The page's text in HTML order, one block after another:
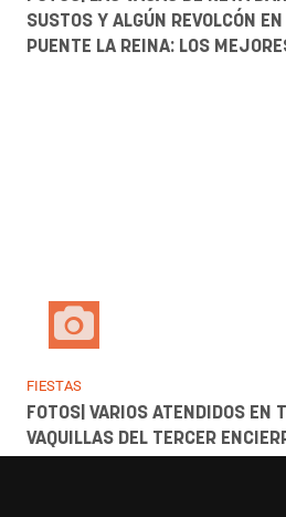
SUS FIESTAS
NAVARRA GALERÍA
FOTOS | ESTELLA ARRANCA SUS
COHETE CARGADO DE VALORES
TRADICIÓN